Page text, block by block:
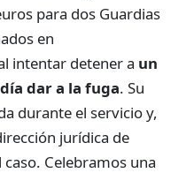
para dos Guardias
en
intentar detener a un
dar a la fuga. Su
durante el servicio y,
jurídica de
Celebramos una